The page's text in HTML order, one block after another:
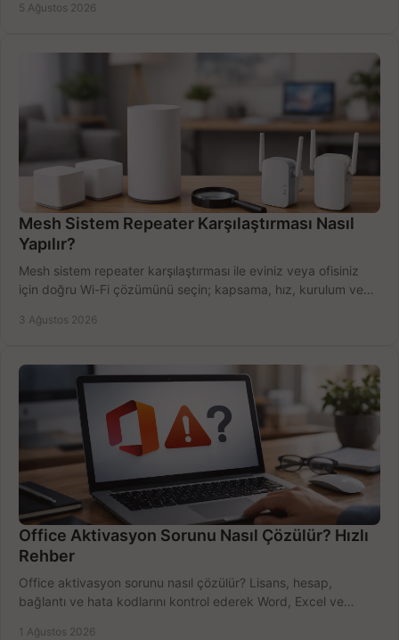
5 Ağustos 2026
Mesh Sistem Repeater Karşılaştırması Nasıl
Yapılır?
Mesh sistem repeater karşılaştırması ile eviniz veya ofisiniz
için doğru Wi-Fi çözümünü seçin; kapsama, hız, kurulum ve
3 Ağustos 2026
Office Aktivasyon Sorunu Nasıl Çözülür? Hızlı
Rehber
Office aktivasyon sorunu nasıl çözülür? Lisans, hesap,
bağlantı ve hata kodlarını kontrol ederek Word, Excel ve
1 Ağustos 2026